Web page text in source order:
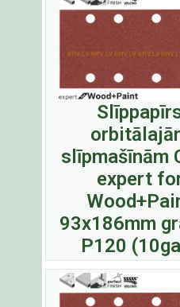
slīpmašīnām
expert
93x186mm
P120